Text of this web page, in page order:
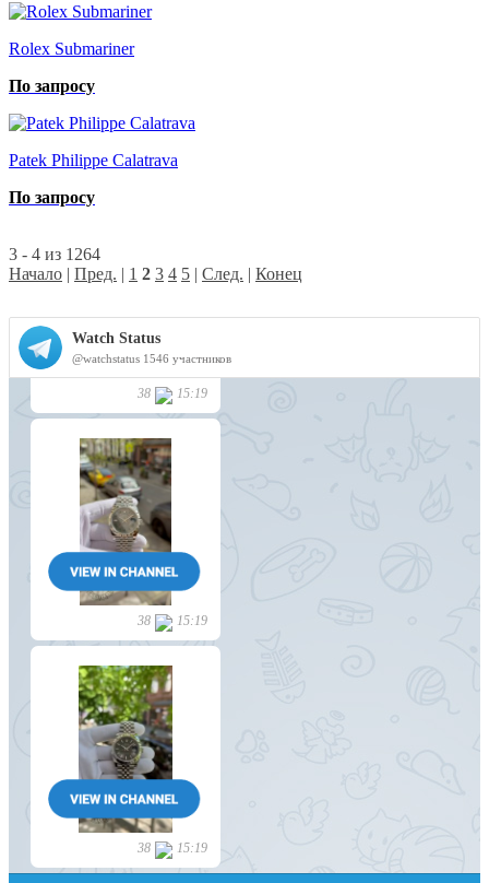
Rolex Submariner
По запросу
Patek Philippe Calatrava
По запросу
3 - 4 из 1264
Начало | Пред. | 1 2 3 4 5 | След. | Конец